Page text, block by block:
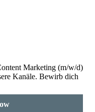
Marketing (m/w/d)
Kanäle. Bewirb dich